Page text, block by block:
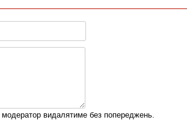
модератор видалятиме без попереджень.